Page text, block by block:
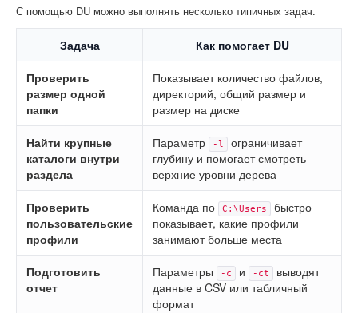
С помощью DU можно выполнять несколько типичных задач.
Задача Как помогает DU
Проверить
размер одной
папки
Показывает количество файлов,
директорий, общий размер и
размер на диске
Найти крупные
каталоги внутри
раздела
Параметр -l
ограничивает
глубину и помогает смотреть
верхние уровни дерева
Проверить
пользовательские
профили
Команда по C:\Users
быстро
показывает, какие профили
занимают больше места
Подготовить
отчет
Параметры -c и -ct
выводят
данные в CSV или табличный
формат